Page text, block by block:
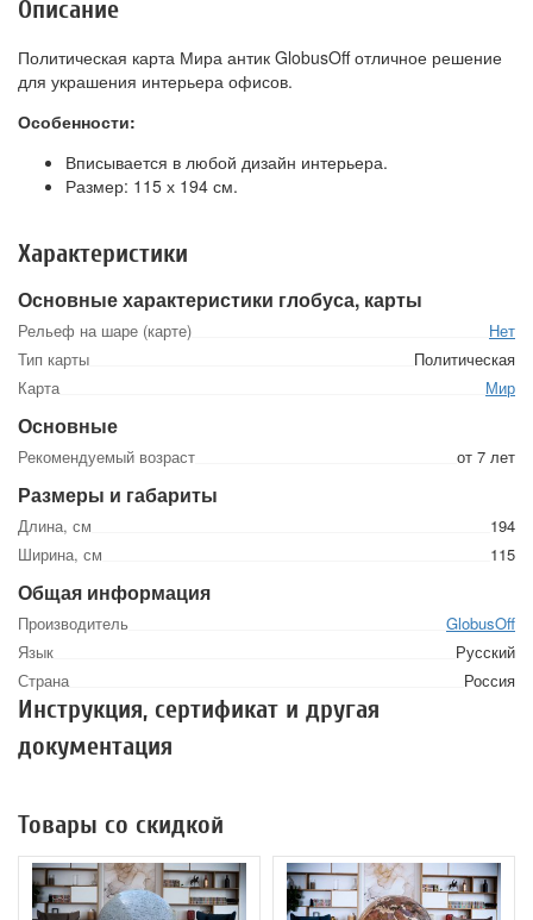
Описание
Политическая карта Мира антик GlobusOff отличное решение
для украшения интерьера офисов.
Особенности:
Вписывается в любой дизайн интерьера.
Размер: 115 х 194 см.
Характеристики
Основные характеристики глобуса, карты
Рельеф на шаре (карте)
Нет
Тип карты
Политическая
Карта
Мир
Основные
Рекомендуемый возраст от 7 лет
Размеры и габариты
Длина, см
194
Ширина, см
115
Общая информация
Производитель
GlobusOff
Язык
Русский
Страна
Россия
Инструкция, сертификат и другая
документация
Товары со скидкой